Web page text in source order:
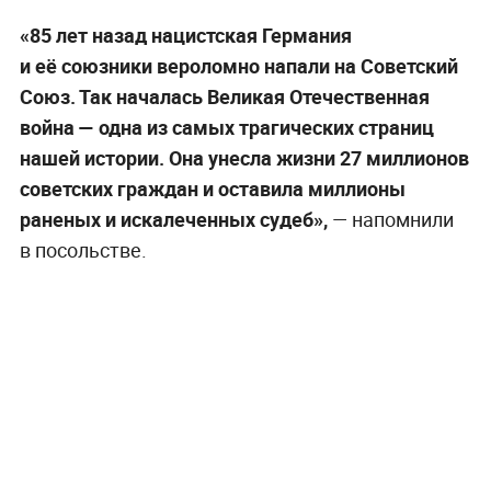
«85 лет назад нацистская Германия
и её союзники вероломно напали на Советский
Союз. Так началась Великая Отечественная
война — одна из самых трагических страниц
нашей истории. Она унесла жизни 27 миллионов
советских граждан и оставила миллионы
раненых и искалеченных судеб»,— напомнили
в посольстве.